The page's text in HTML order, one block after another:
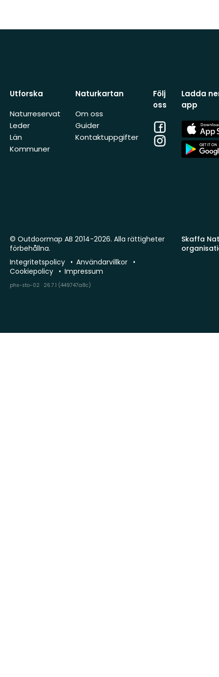
Utforska
Naturreservat
Leder
Län
Kommuner
Naturkartan
Om oss
Guider
Kontaktuppgifter
Följ
oss
Facebook
Instagram
Ladda
app
App
Store
App
Store
Skaffa
© Outdoormap AB 2014-2026. Alla rättigheter
förbehållna.
Integritetspolicy
Användarvillkor
Cookiepolicy
Impressum
phx-sto-02 · 26.7.1 (449747a8c)